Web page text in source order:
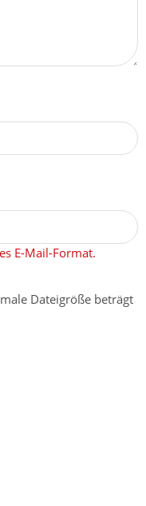
E-Mail-Format.
Dateigröße beträgt